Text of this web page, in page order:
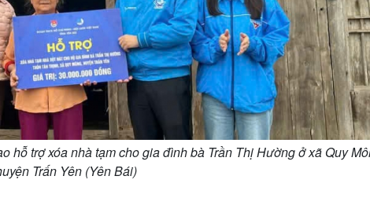
hỗ trợ xóa nhà tạm cho gia đình bà Trần Thị Hường ở xã Quy
Trấn Yên (Yên Bái)